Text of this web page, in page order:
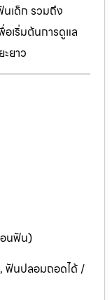
นเด็ก รวมถึง
อเริ่มต้นการดูแล
ยาว
นฟัน)
ฟันปลอมถอดได้ /